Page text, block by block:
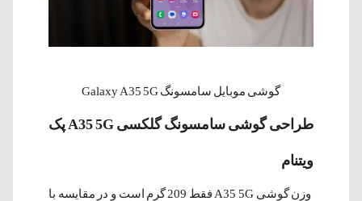
گوشی موبایل سامسونگ Galaxy A35 5G
طراحی گوشی سامسونگ گلکسی A35 5G پک
ویتنام
وزن گوشی A35 5G فقط 209 گرم است و در مقایسه با